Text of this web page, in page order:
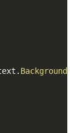
. Background